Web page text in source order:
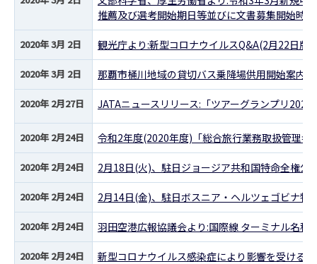
推薦及び選考開始期日等並びに文書募集開始時
2020年 3月 2日 観光庁より:新型コロナウイルスQ&A(2月22日版)
2020年 3月 2日 那覇市桶川地域の貸切バス乗降場供用開始案内
2020年 2月27日 JATAニュースリリース:「ツアーグランプリ2020
2020年 2月24日 令和2年度(2020年度)「総合旅行業務取扱管理者
2020年 2月24日 2月18日(火)、駐日ジョージア共和国特命全権公
2020年 2月24日 2月14日(金)、駐日ボスニア・ヘルツェゴビナ特
2020年 2月24日 羽田空港広報協議会より:国際線 ターミナル名
2020年 2月24日 新型コロナウイルス感染症により影響を受ける